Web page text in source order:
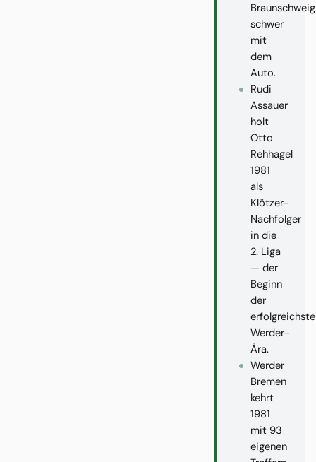
Braunschweig
schwer
mit
dem
Auto.
Rudi
Assauer
holt
Otto
Rehhagel
1981
als
Klötzer-
Nachfolger
in die
2. Liga
— der
Beginn
der
Werder-
Ära.
Werder
Bremen
kehrt
1981
mit 93
eigenen